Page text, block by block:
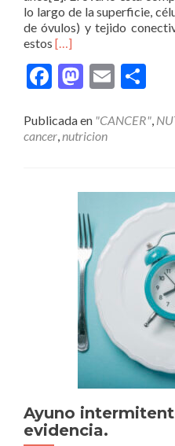
lo largo de la superficie,
de óvulos) y tejido
estos Leer
en
cáncer
ovario
[…]
Facebook
Email
Publicada en "CANCER",
cancer,nutricion
Ayuno
evidencia.